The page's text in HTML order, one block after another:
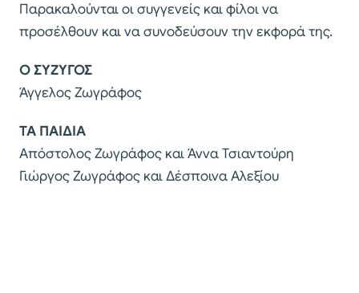
Παρακαλούνται οι συγγενείς και φίλοι να
προσέλθουν και να συνοδεύσουν την εκφορά της.
Ο ΣΥΖΥΓΟΣ
Άγγελος Ζωγράφος
ΤΑ ΠΑΙΔΙΑ
Απόστολος Ζωγράφος και Άννα Τσιαντούρη
Γιώργος Ζωγράφος και Δέσποινα Αλεξίου